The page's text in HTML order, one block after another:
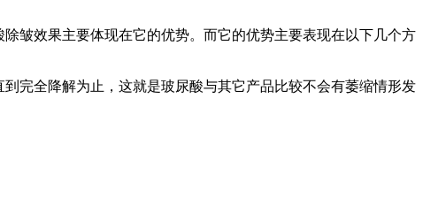
皱效果主要体现在它的优势。而它的优势主要表现在以下几个方
完全降解为止，这就是玻尿酸与其它产品比较不会有萎缩情形发